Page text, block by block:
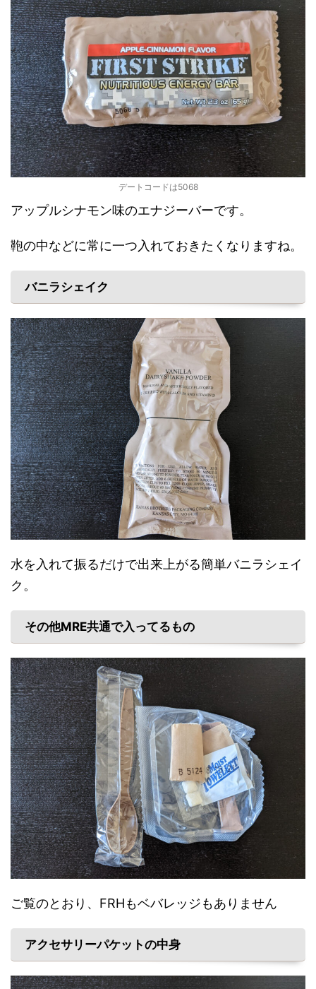
デートコードは5068
アップルシナモン味のエナジーバーです。
鞄の中などに常に一つ入れておきたくなりますね。
バニラシェイク
水を入れて振るだけで出来上がる簡単バニラシェイ
ク。
その他MRE共通で入ってるもの
ご覧のとおり、FRHもベバレッジもありません
アクセサリーパケットの中身